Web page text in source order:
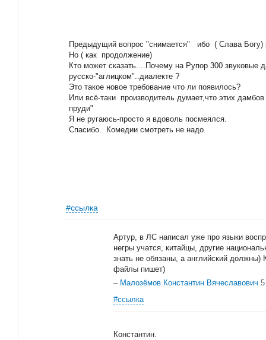
Предыдущий вопрос "снимается" ибо ( Слава Богу)
Но ( как продолжение)
Кто может сказать....Почему на Рупор 300 звуковые
русско-"аглицком"..диалекте ?
Это такое новое требование что ли появилось?
Или всё-таки производитель думает,что этих
пруди"
Я не ругаюсь-просто я вдоволь посмеялся.
Спасибо. Комедии смотреть не надо.
#ссылка
Артур, в ЛС написал уже про языки
негры учатся, китайцы, другие
знать не обязаны, а английский должны)
файлы пишет)
– Малозёмов Константин Вячеславович
#ссылка
Константин.